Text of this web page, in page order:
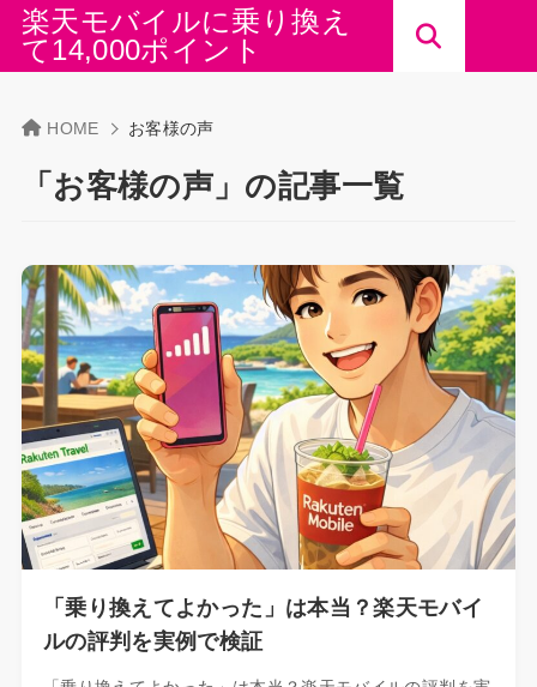
楽天モバイルに乗り換え
て14,000ポイント
HOME お客様の声
「お客様の声」の記事一覧
「乗り換えてよかった」は本当？楽天モバイ
ルの評判を実例で検証